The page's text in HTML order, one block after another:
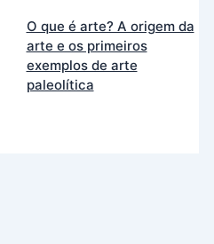
O que é arte? A origem da
arte e os primeiros
exemplos de arte
paleolítica